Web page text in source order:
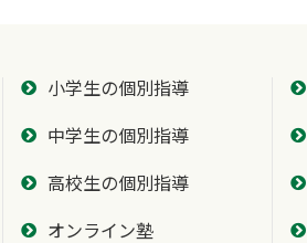
小学生の個別指導
中学生の個別指導
高校生の個別指導
オンライン塾